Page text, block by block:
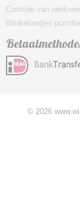
Controle van
Winkeloortjes
© 2026